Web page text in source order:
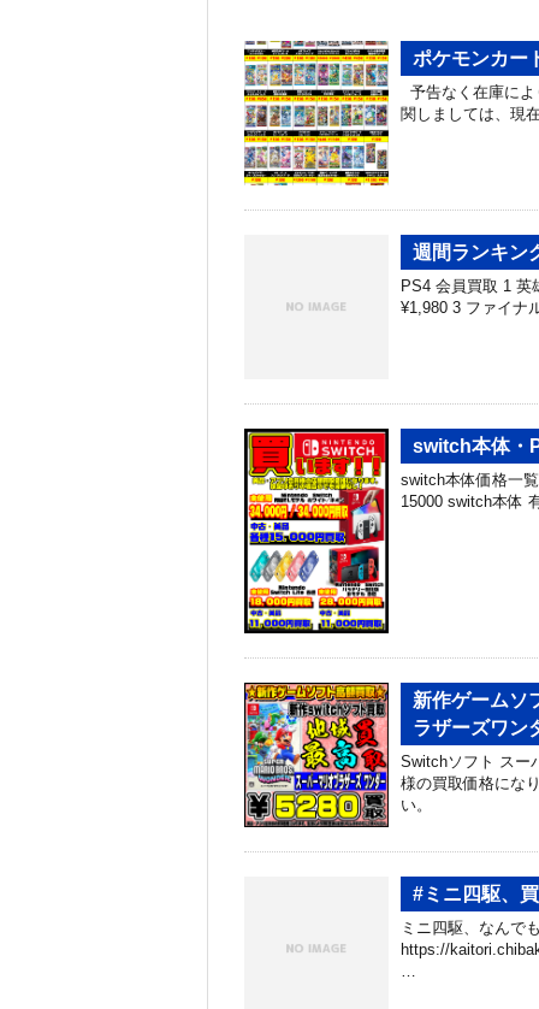
ポケモンカー
予告なく在庫に
関しましては、現
週間ランキン
PS4 会員買取 1 英
¥1,980 3 ファイナ
switch本体・
switch本体価格一
15000 switch本体
新作ゲームソ
ラザーズワン
Switchソフト スー
様の買取価格にな
い。
#ミニ四駆、
ミニ四駆、なんで
https://